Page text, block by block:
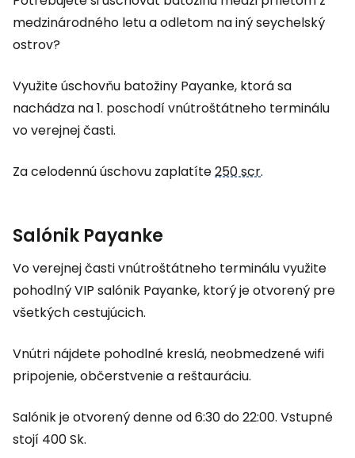
medzinárodného letu a odletom na iný seychelský
ostrov?
Využite úschovňu batožiny Payanke, ktorá sa
nachádza na 1. poschodí vnútroštátneho terminálu
vo verejnej časti.
Za celodennú úschovu zaplatíte250 scr.
Salónik Payanke
Vo verejnej časti vnútroštátneho terminálu využite
pohodlný VIP salónik Payanke, ktorý je otvorený pre
všetkých cestujúcich.
Vnútri nájdete pohodlné kreslá, neobmedzené wifi
pripojenie, občerstvenie a reštauráciu.
Salónik je otvorený denne od 6:30 do 22:00. Vstupné
stojí 400 Sk.